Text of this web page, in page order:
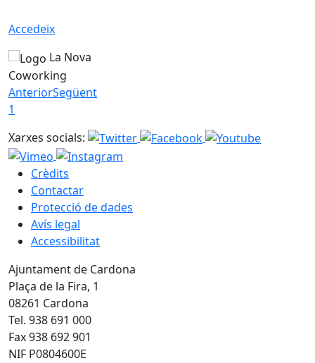
Accedeix
La Nova
Coworking
AnteriorSegüent
1
Xarxes socials:
Crèdits
Contactar
Protecció de dades
Avís legal
Accessibilitat
Ajuntament de Cardona
Plaça de la Fira, 1
08261 Cardona
Tel. 938 691 000
Fax 938 692 901
NIF P0804600E